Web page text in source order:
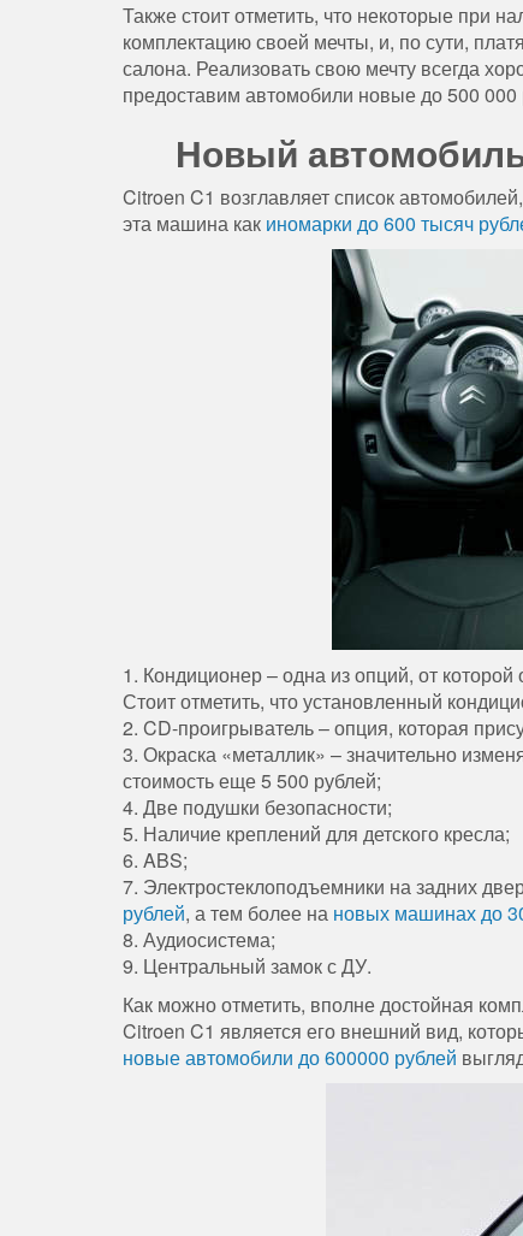
Также стоит отметить, что некоторые при
комплектацию своей мечты, и, по сути,
салона. Реализовать свою мечту всегда
предоставим автомобили новые до 500
Новый
Citroen C1 возглавляет список
эта машина как иномарки до 600 тысяч
1. Кондиционер – одна из опций, от
Стоит отметить, что установленный
2. CD-проигрыватель – опция, которая
3. Окраска «металлик» – значительно
стоимость еще 5 500 рублей;
4. Две подушки безопасности;
5. Наличие креплений для детского кресла;
6. ABS;
7. Электростеклоподъемники на задних
рублей, а тем более на новых машинах до
8. Аудиосистема;
9. Центральный замок с ДУ.
Как можно отметить, вполне достойная
Citroen C1 является его внешний вид,
новые автомобили до 600000 рублей